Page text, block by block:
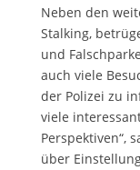
Neben den
Stalking,
und
auch viele
der Polizei zu
viele
Perspektiven“,
über